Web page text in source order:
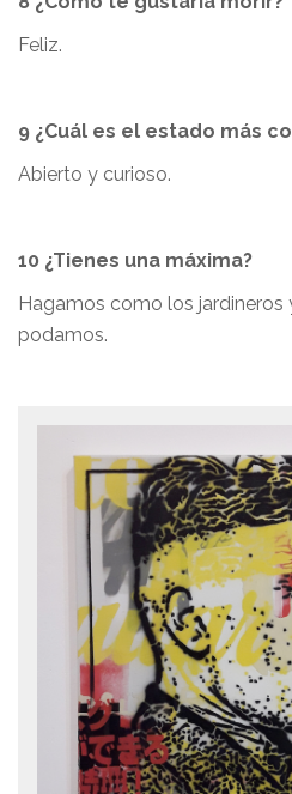
Feliz.
9 ¿Cuál es el estado más
Abierto y curioso.
10 ¿Tienes una máxima?
Hagamos como los
podamos.